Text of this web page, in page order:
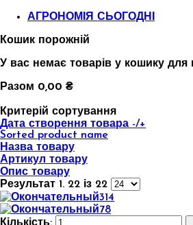
АГРОНОМІЯ СЬОГОДНІ
Кошик порожній
У вас немає товарів у кошику для
Разом 0,00 ₴
Критерій сортування
Дата створення товара -/+
Sorted product name
Назва товару
Артикул товару
Опис товару
Результат 1. 22 із 22